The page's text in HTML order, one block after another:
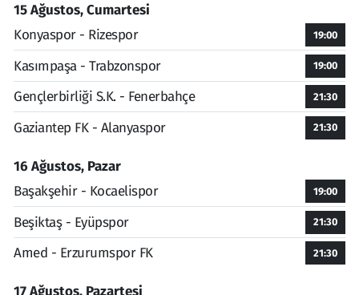
15 Ağustos, Cumartesi
Konyaspor - Rizespor
19:00
Kasımpaşa - Trabzonspor 19:00
Gençlerbirliği S.K. - Fenerbahçe 21:30
Gaziantep FK - Alanyaspor 21:30
16 Ağustos, Pazar
Başakşehir - Kocaelispor
19:00
Beşiktaş - Eyüpspor 21:30
Amed - Erzurumspor FK 21:30